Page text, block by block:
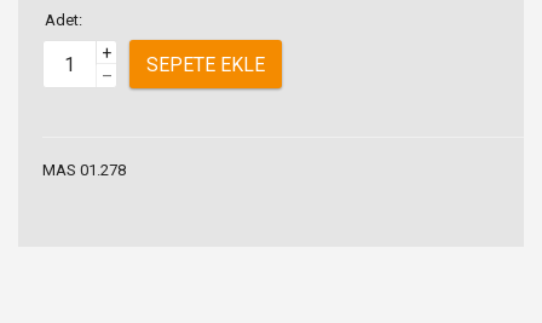
Adet:
+
–
SEPETE EKLE
MAS 01.278